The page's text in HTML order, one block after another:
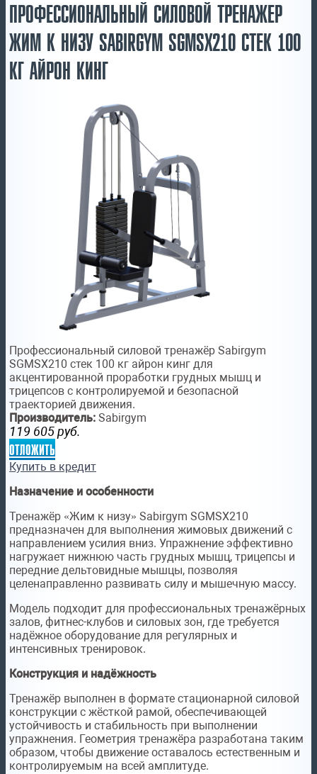
ПРОФЕССИОНАЛЬНЫЙ СИЛОВОЙ ТРЕНАЖЕР
ЖИМ К НИЗУ SABIRGYM SGMSX210 СТЕК 100
КГ АЙРОН КИНГ
Профессиональный силовой тренажёр Sabirgym
SGMSX210 стек 100 кг айрон кинг для
акцентированной проработки грудных мышц и
трицепсов с контролируемой и безопасной
траекторией движения.
Производитель: Sabirgym
119 605 руб.
отложить
Купить в кредит
Назначение и особенности
Тренажёр «Жим к низу» Sabirgym SGMSX210
предназначен для выполнения жимовых движений с
направлением усилия вниз. Упражнение эффективно
нагружает нижнюю часть грудных мышц, трицепсы и
передние дельтовидные мышцы, позволяя
целенаправленно развивать силу и мышечную массу.
Модель подходит для профессиональных тренажёрных
залов, фитнес-клубов и силовых зон, где требуется
надёжное оборудование для регулярных и
интенсивных тренировок.
Конструкция и надёжность
Тренажёр выполнен в формате стационарной силовой
конструкции с жёсткой рамой, обеспечивающей
устойчивость и стабильность при выполнении
упражнения. Геометрия тренажёра разработана таким
образом, чтобы движение оставалось естественным и
контролируемым на всей амплитуде.